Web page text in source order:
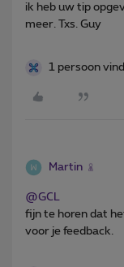
ik heb uw tip
meer. Txs. Guy
1 persoon
Martin
@GCL
fijn te horen dat
voor je feedback.